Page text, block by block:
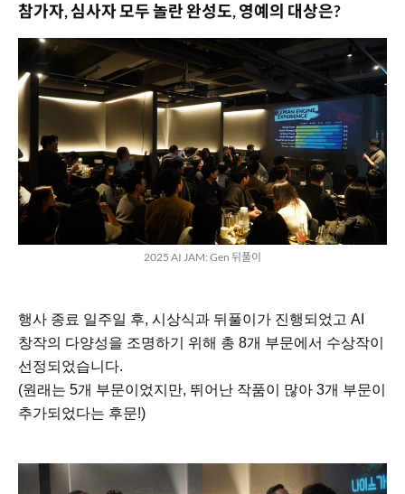
참가자, 심사자 모두 놀란 완성도, 영예의 대상은?
2025 AI JAM: Gen 뒤풀이
행사 종료 일주일 후, 시상식과 뒤풀이가 진행되었고 AI
창작의 다양성을 조명하기 위해 총 8개 부문에서 수상작이
선정되었습니다.
(원래는 5개 부문이었지만, 뛰어난 작품이 많아 3개 부문이
추가되었다는 후문!)